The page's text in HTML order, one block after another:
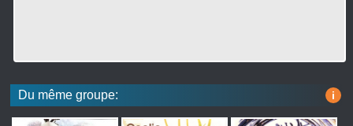
Du même groupe: i